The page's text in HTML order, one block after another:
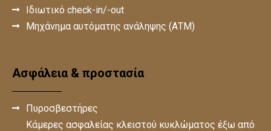
Ιδιωτικό check-in/-out
Μηχάνημα αυτόματης ανάληψης (ΑΤΜ)
Ασφάλεια & προστασία
Πυροσβεστήρες
Κάμερες ασφαλείας κλειστού κυκλώματος έξω από